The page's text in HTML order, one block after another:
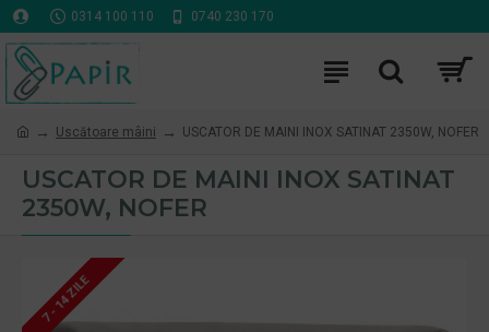
0314 100 110 0740 230 170
Uscătoare mâini USCATOR DE MAINI INOX SATINAT 2350W, NOFER
USCATOR DE MAINI INOX SATINAT
2350W, NOFER
7 - 14 ZILE